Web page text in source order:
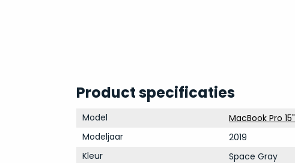
Product specificaties
Model
MacBook Pro 15"
Modeljaar
2019
Kleur
Space Gray